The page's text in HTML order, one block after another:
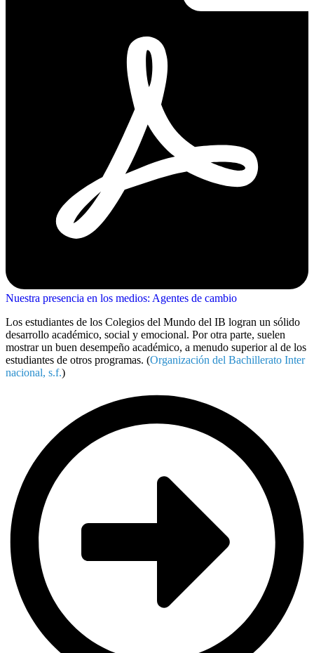
Nuestra presencia en los medios: Agentes de cambio
Los estudiantes de los Colegios del Mundo del IB logran un sólido
desarrollo académico, social y emocional. Por otra parte, suelen
mostrar un buen desempeño académico, a menudo superior al de los
estudiantes de otros programas. (Organización del Bachillerato Inter
nacional, s.f.)